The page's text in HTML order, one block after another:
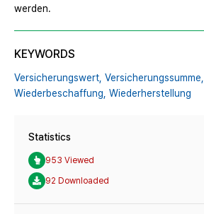
werden.
KEYWORDS
Versicherungswert, Versicherungssumme,
Wiederbeschaffung, Wiederherstellung
Statistics
953 Viewed
92 Downloaded